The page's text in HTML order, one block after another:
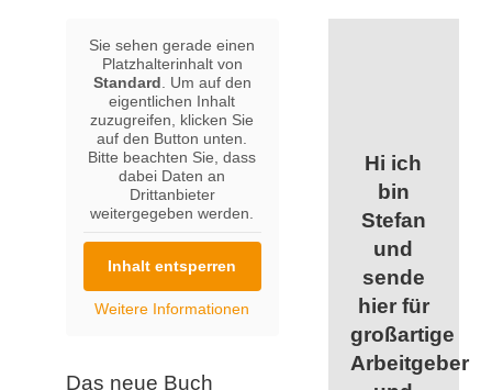
Sie sehen gerade einen
Platzhalterinhalt von
Standard . Um auf den
eigentlichen Inhalt
zuzugreifen, klicken Sie
auf den Button unten.
Bitte beachten Sie, dass
dabei Daten an
Drittanbieter
weitergegeben werden.
Inhalt entsperren
Weitere Informationen
Das neue Buch
Hi ich
bin
Stefan
und
sende
hier für
großartige
Arbeitgeber